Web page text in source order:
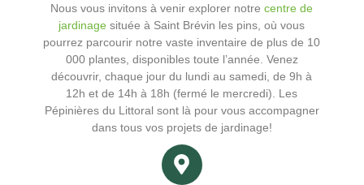
Nous vous invitons à venir explorer notrecentre de
jardinage située à Saint Brévin les pins, où vous
pourrez parcourir notre vaste inventaire de plus de 10
000 plantes, disponibles toute l’année. Venez
découvrir, chaque jour du lundi au samedi, de 9h à
12h et de 14h à 18h (fermé le mercredi). Les
Pépinières du Littoral sont là pour vous accompagner
dans tous vos projets de jardinage!